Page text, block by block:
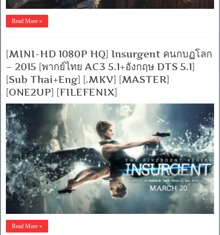
Read More »
[MINI-HD 1080P HQ] Insurgent คนกบฏโลก
– 2015 [พากย์ไทย AC3 5.1+อังกฤษ DTS 5.1]
[Sub Thai+Eng] [.MKV] [MASTER]
[ONE2UP] [FILEFENIX]
Read More »